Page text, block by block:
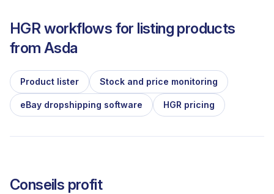
HGR workflows for listing products
from Asda
Product lister Stock and price monitoring
eBay dropshipping software HGR pricing
Conseils profit